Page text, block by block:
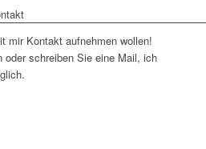
mir Kontakt aufnehmen wollen!
oder schreiben Sie eine Mail, ich